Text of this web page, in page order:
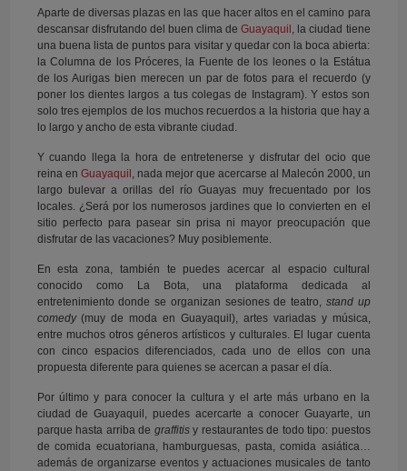
Aparte de diversas plazas en las que hacer altos en el camino para
descansar disfrutando del buen clima deGuayaquil , la ciudad tiene
una buena lista de puntos para visitar y quedar con la boca abierta:
la Columna de los Próceres, la Fuente de los leones o la Estátua
de los Aurigas bien merecen un par de fotos para el recuerdo (y
poner los dientes largos a tus colegas de Instagram). Y estos son
solo tres ejemplos de los muchos recuerdos a la historia que hay a
lo largo y ancho de esta vibrante ciudad.
Y cuando llega la hora de entretenerse y disfrutar del ocio que
reina en Guayaquil , nada mejor que acercarse al Malecón 2000, un
largo bulevar a orillas del río Guayas muy frecuentado por los
locales. ¿Será por los numerosos jardines que lo convierten en el
sitio perfecto para pasear sin prisa ni mayor preocupación que
disfrutar de las vacaciones? Muy posiblemente.
En esta zona, también te puedes acercar al espacio cultural
conocido como La Bota, una plataforma dedicada al
entretenimiento donde se organizan sesiones de teatro, stand up
comedy(muy de moda en Guayaquil), artes variadas y música,
entre muchos otros géneros artísticos y culturales. El lugar cuenta
con cinco espacios diferenciados, cada uno de ellos con una
propuesta diferente para quienes se acercan a pasar el día.
Por último y para conocer la cultura y el arte más urbano en la
ciudad de Guayaquil, puedes acercarte a conocer Guayarte, un
parque hasta arriba de graffitis y restaurantes de todo tipo: puestos
de comida ecuatoriana, hamburguesas, pasta, comida asiática…
además de organizarse eventos y actuaciones musicales de tanto